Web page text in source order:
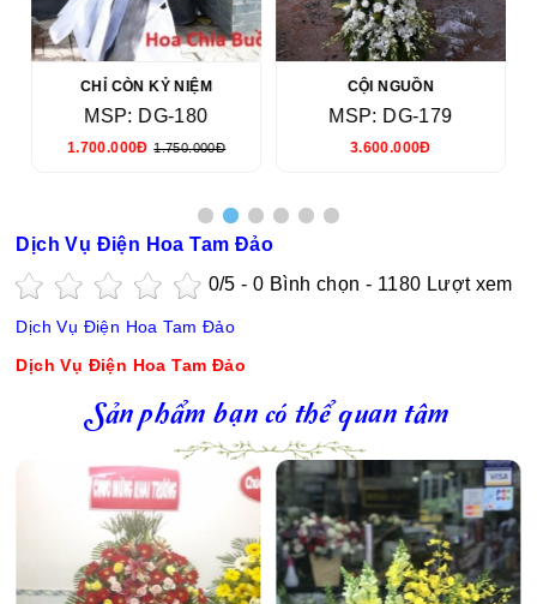
CHỈ CÒN KỶ NIỆM
MSP: DG-180
1.700.000Đ 1.750.000Đ
CỘI NGUỒN
MSP: DG-179
3.600.000Đ
Dịch Vụ Điện Hoa Tam Đảo
0/5 -0 Bình chọn - 1180 Lượt xem
Dịch Vụ Điện Hoa Tam Đảo
Dịch Vụ Điện Hoa Tam Đảo
Sản phẩm bạn có thể quan tâm